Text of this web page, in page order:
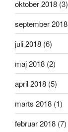
oktober 2018 (3)
september 2018
juli 2018 (6)
maj 2018 (2)
april 2018 (5)
marts 2018 (1)
februar 2018 (7)